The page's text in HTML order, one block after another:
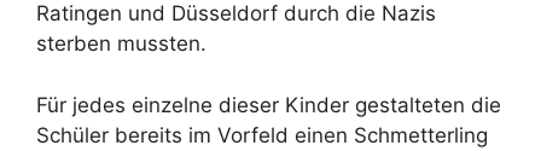
Ratingen und Düsseldorf durch die Nazis
sterben mussten.
Für jedes einzelne dieser Kinder gestalteten die
Schüler bereits im Vorfeld einen Schmetterling